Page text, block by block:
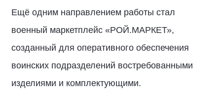
Ещё одним направлением работы стал
военный маркетплейс «РОЙ.МАРКЕТ»,
созданный для оперативного обеспечения
воинских подразделений востребованными
изделиями и комплектующими.